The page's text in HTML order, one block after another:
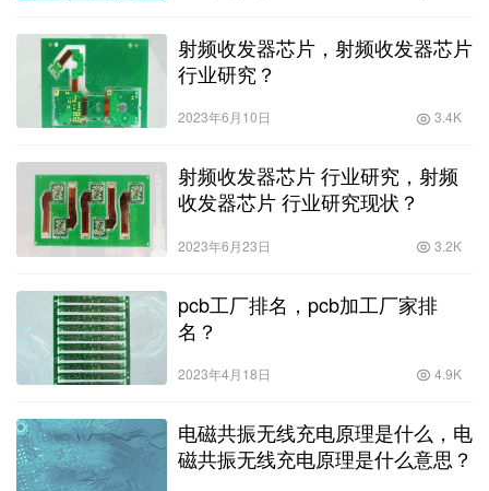
射频收发器芯片，射频收发器芯片
行业研究？
2023年6月10日 3.4K
射频收发器芯片 行业研究，射频
收发器芯片 行业研究现状？
2023年6月23日 3.2K
pcb工厂排名，pcb加工厂家排
名？
2023年4月18日 4.9K
电磁共振无线充电原理是什么，电
磁共振无线充电原理是什么意思？